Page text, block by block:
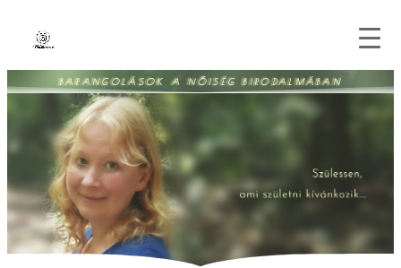
BARANGOLÁSOK A NŐISÉG BIRODALMÁBAN